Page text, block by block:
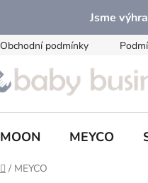
Jsme
Obchodní podmínky
MOON MEYCO
Domů
/ MEYCO